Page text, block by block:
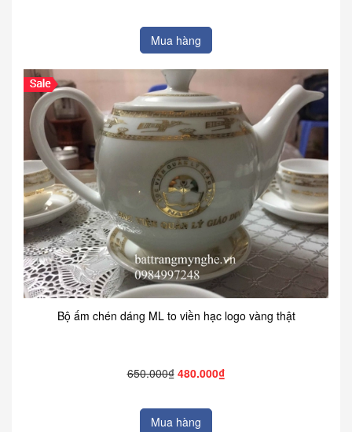
Mua hàng
Bộ ấm chén dáng ML to viền hạc logo vàng thật
650.000₫ 480.000₫
Mua hàng